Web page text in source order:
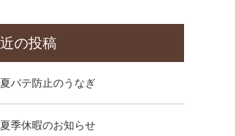
夏バテ防止のうなぎ
夏季休暇のお知らせ